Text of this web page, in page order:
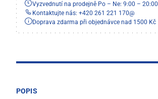
Vyzvednutí na prodejně Po – Ne: 9:00 – 20:00
Kontaktujte nás: +420 261 221 170@
Doprava zdarma při objednávce nad 1500 Kč
POPIS